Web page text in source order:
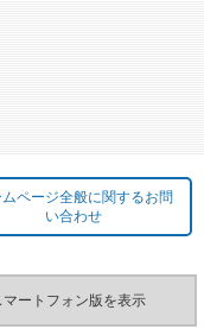
ページ全般に関するお問
い合わせ
マートフォン版を表示